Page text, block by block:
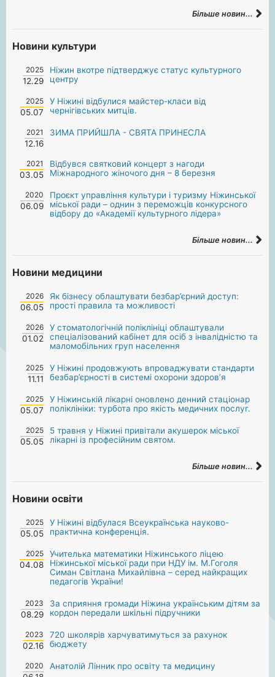
Більше новин...
Новини культури
2025
12.29
Ніжин вкотре підтверджує статус культурного
центру
2025
05.07
У Ніжині відбулися майстер-класи від
чернігівських митців.
2021
12.16
ЗИМА ПРИЙШЛА - СВЯТА ПРИНЕСЛА
2021
03.05
Відбувся святковий концерт з нагоди
Міжнародного жіночого дня – 8 березня
2020
06.09
Проєкт управління культури і туризму Ніжинської
міської ради – однин з переможців конкурсного
відбору до «Академії культурного лідера»
Більше новин...
Новини медицини
2026
06.05
Як бізнесу облаштувати безбар’єрний доступ:
прості правила та можливості
2026
01.02
У стоматологічній поліклініці облаштували
спеціалізований кабінет для осіб з інвалідністю та
маломобільних груп населення
2025
11.11
У Ніжині продовжують впроваджувати стандарти
безбар’єрності в системі охорони здоров’я
2025
05.07
У Ніжинській лікарні оновлено денний стаціонар
поліклініки: турбота про якість медичних послуг.
2025
05.05
5 травня у Ніжині привітали акушерок міської
лікарні із професійним святом.
Більше новин...
Новини освіти
2025
05.05
У Ніжині відбулася Всеукраїнська науково-
практична конференція.
2025
04.08
Учителька математики Ніжинського ліцею
Ніжинської міської ради при НДУ ім. М.Гоголя
Симан Світлана Михайлівна – серед найкращих
педагогів України!
2023
08.29
За сприяння громади Ніжина українським дітям за
кордон передали шкільні підручники
2023
02.16
720 школярів харчуватимуться за рахунок
бюджету
2020 Анатолій Лінник про освіту та медицину